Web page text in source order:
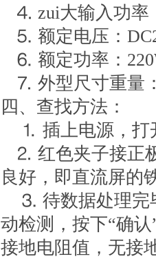
⒋ zui大输入功率
⒌ 额定电压：
⒍ 额定功率：
⒎ 外型尺寸重量
四、查找方法：
⒈ 插上电源，打
⒉ 红色夹子接正
良好，即直流屏的
⒊ 待数据处理完
动检测，按下“确
接地电阻值，无接